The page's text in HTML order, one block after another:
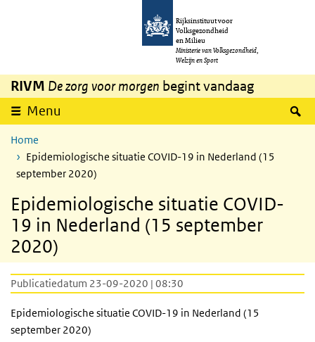
Overslaan en naar de inhoud gaan
Rijksinstituut voor
Volksgezondheid
en Milieu
Ministerie van Volksgezondheid,
Welzijn en Sport
RIVM De zorg voor morgen begint vandaag
Menu
Home
Epidemiologische situatie COVID-19 in Nederland (15
september 2020)
Epidemiologische situatie COVID-
19 in Nederland (15 september
2020)
Publicatiedatum 23-09-2020 | 08:30
Epidemiologische situatie COVID-19 in Nederland (15
september 2020)